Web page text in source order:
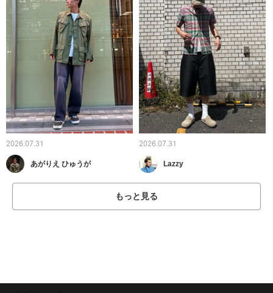
2026.07.31
あがりえ ひゅうが
2026.07.31
Lazzy
もっと見る